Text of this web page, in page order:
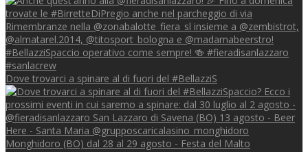
Dove trovarci a spinare al di fuori del #BellazziS